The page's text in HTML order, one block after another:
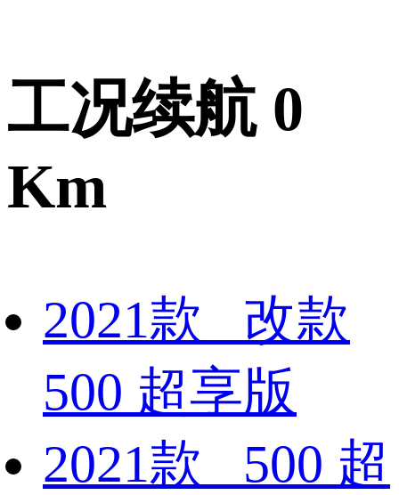
工况续航 0
Km
2021款 改款
500 超享版
2021款 500 超